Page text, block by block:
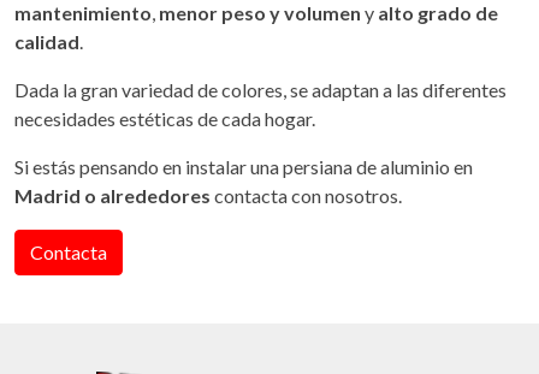
mantenimiento, menor peso yvolumen y alto grado de
calidad.
Dada la gran variedad de colores, se adaptan a las diferentes
necesidades estéticas de cada hogar.
Si estás pensando en instalar una persiana de aluminio en
Madrid o alrededores contacta con nosotros.
Contacta